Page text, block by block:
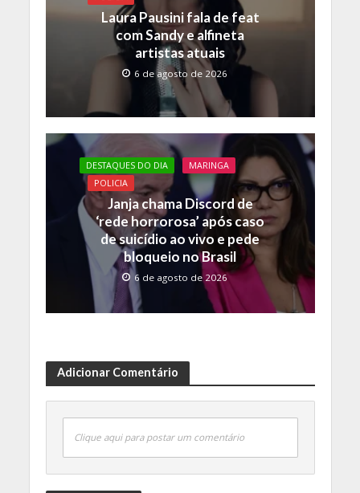
Laura Pausini fala de feat
com Sandy e alfineta
artistas atuais
6 de agosto de 2026
DESTAQUES DO DIA
MARINGA
POLICIA
Janja chama Discord de
‘rede horrorosa’ após caso
de suicídio ao vivo e pede
bloqueio no Brasil
6 de agosto de 2026
Adicionar Comentário
Clique aqui para postar um comentário